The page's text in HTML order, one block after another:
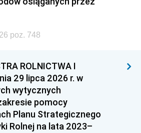
poz. 748
ROLNICTWA I
29 lipca 2026 r. w
wytycznych
pomocy
Planu Strategicznego
Rolnej na lata 2023–